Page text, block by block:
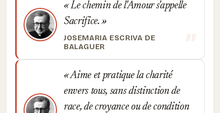
Le chemin de l'Amour s'appelle
Sacrifice.
JOSEMARIA ESCRIVA DE
BALAGUER
Aime et pratique la charité
envers tous, sans distinction de
race, de croyance ou de condition